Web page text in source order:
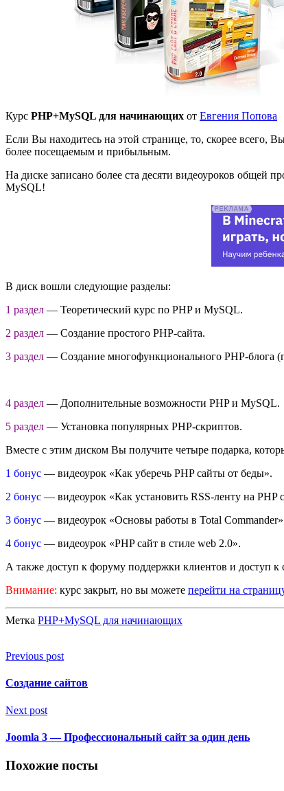
Курс PHP+MySQL для начинающих от Евгения Попова
Если Вы находитесь на этой странице, то, скорее всего,
более посещаемым и прибыльным.
На диске записано более ста десяти видеоуроков общей
MySQL!
В диск вошли следующие разделы:
1 раздел — Теоретический курс по PHP и MySQL.
2 раздел — Создание простого PHP-сайта.
3 раздел — Создание многофункционального PHP-блога
4 раздел — Дополнительные возможности PHP и MySQL.
5 раздел — Установка популярных PHP-скриптов.
Вместе с этим диском Вы получите четыре подарка,
1 бонус — видеоурок «Как уберечь PHP сайты от беды».
2 бонус — видеоурок «Как установить RSS-ленту на PHP
3 бонус — видеоурок «Основы работы в Total
4 бонус — видеоурок «PHP сайт в стиле web 2.0».
А также доступ к форуму поддержки клиентов и доступ к
Внимание: курс закрыт, но вы можете перейти на
Метка PHP+MySQL для начинающих
Previous post
Создание сайтов
Next post
Joomla 3 — Профессиональный сайт за один день
Похожие посты